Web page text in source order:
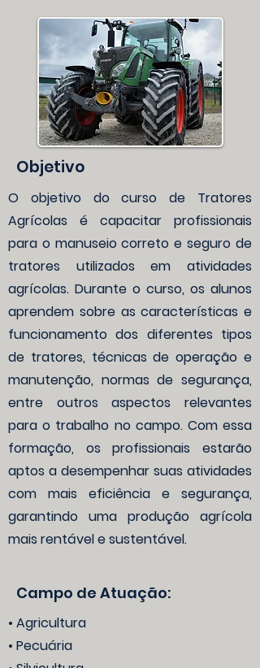
Objetivo
O objetivo do curso de Tratores
Agrícolas é capacitar profissionais
para o manuseio correto e seguro de
tratores utilizados em atividades
agrícolas. Durante o curso, os alunos
aprendem sobre as características e
funcionamento dos diferentes tipos
de tratores, técnicas de operação e
manutenção, normas de segurança,
entre outros aspectos relevantes
para o trabalho no campo. Com essa
formação, os profissionais estarão
aptos a desempenhar suas atividades
com mais eficiência e segurança,
garantindo uma produção agrícola
mais rentável e sustentável.
Campo de Atuação:
• Agricultura
• Pecuária